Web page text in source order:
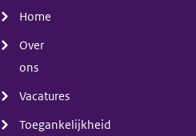
Home
Over
ons
Vacatures
Toegankelijkheid